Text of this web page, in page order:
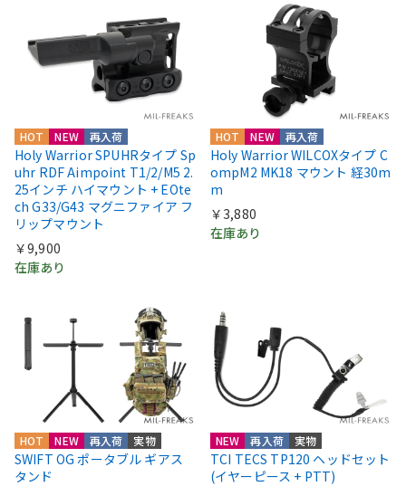
HOT NEW 再入荷
Holy Warrior SPUHRタイプ Sp
uhr RDF Aimpoint T1/2/M5 2.
25インチ ハイマウント + EOte
ch G33/G43 マグニファイア フ
リップマウント
￥9,900
在庫あり
HOT NEW 再入荷
Holy Warrior WILCOXタイプ C
ompM2 MK18 マウント 経30m
m
￥3,880
在庫あり
HOT NEW 再入荷 実物
SWIFT OG ポータブル ギアス
タンド
NEW 再入荷 実物
TCI TECS TP120 ヘッドセット
(イヤーピース + PTT)